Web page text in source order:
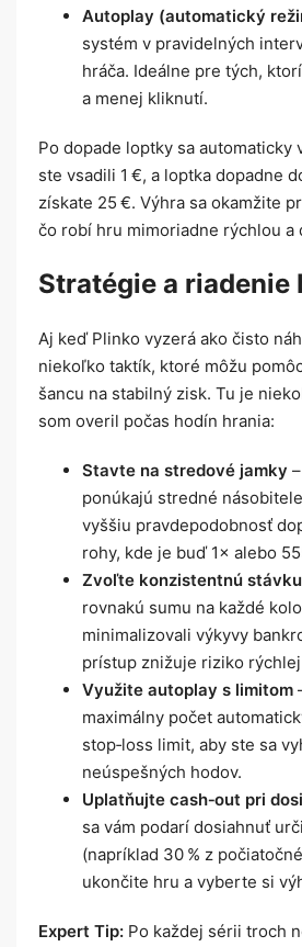
Autoplay (automatický
systém v pravidelných
hráča. Ideálne pre tých,
a menej kliknutí.
Po dopade loptky sa automaticky
ste vsadili 1 €, a loptka dopadne
získate 25 €. Výhra sa okamžite
čo robí hru mimoriadne rýchlou a
Stratégie a riadenie
Aj keď Plinko vyzerá ako čisto
niekoľko taktík, ktoré môžu
šancu na stabilný zisk. Tu je
som overil počas hodín hrania:
Stavte na stredové jamky
ponúkajú stredné
vyššiu pravdepodobnosť
rohy, kde je buď 1× alebo
Zvoľte konzistentnú stávku
rovnakú sumu na každé
minimalizovali výkyvy
prístup znižuje riziko
Využite autoplay s limitom
maximálny počet
stop‑loss limit, aby ste sa
neúspešných hodov.
Uplatňujte cash‑out pri
sa vám podarí dosiahnuť
(napríklad 30 % z
ukončite hru a vyberte si
Expert Tip: Po každej sérii troch